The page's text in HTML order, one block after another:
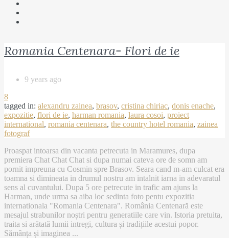
Romania Centenara- Flori de ie
9 years ago
8
tagged in: alexandru zainea, brasov, cristina chiriac, donis enache,
expozitie, flori de ie, harman romania, laura cosoi, proiect
international, romania centenara, the country hotel romania, zainea
fotograf
Proaspat intoarsa din vacanta petrecuta in Maramures, dupa
premiera Chat Chat Chat si dupa numai cateva ore de somn am
pornit impreuna cu Cosmin spre Brasov. Seara cand m-am culcat era
toamna si dimineata in drumul nostru am intalnit iarna in adevaratul
sens al cuvantului. Dupa 5 ore petrecute in trafic am ajuns la
Harman, unde urma sa aiba loc sedinta foto pentu expozitia
internationala "Romania Centenara". România Centenară este
mesajul strabunilor noștri pentru generatiile care vin. Istoria pretuita,
traita si arătată lumii intregi, cultura și tradițiile acestui popor.
Sămânța și imaginea ...